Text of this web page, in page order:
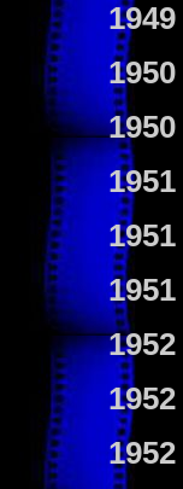
1949
1950
1950
1951
1951
1951
1952
1952
1952